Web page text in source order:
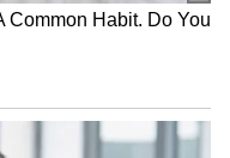
సంస్థ, ఇతర
కార్మిక సంఘం